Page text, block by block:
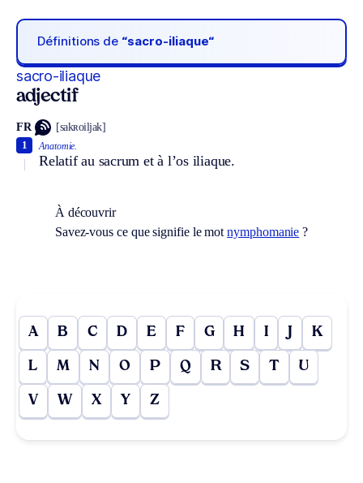
Définitions de “sacro-iliaque“
sacro-iliaque
adjectif
FR [sakʀoiljak]
Anatomie.
Relatif au sacrum et à l’os iliaque.
1
À découvrir
Savez-vous ce que signifie le motnymphomanie ?
A B C D E F G H I J K
L M N O P Q R S T U
V W X Y Z